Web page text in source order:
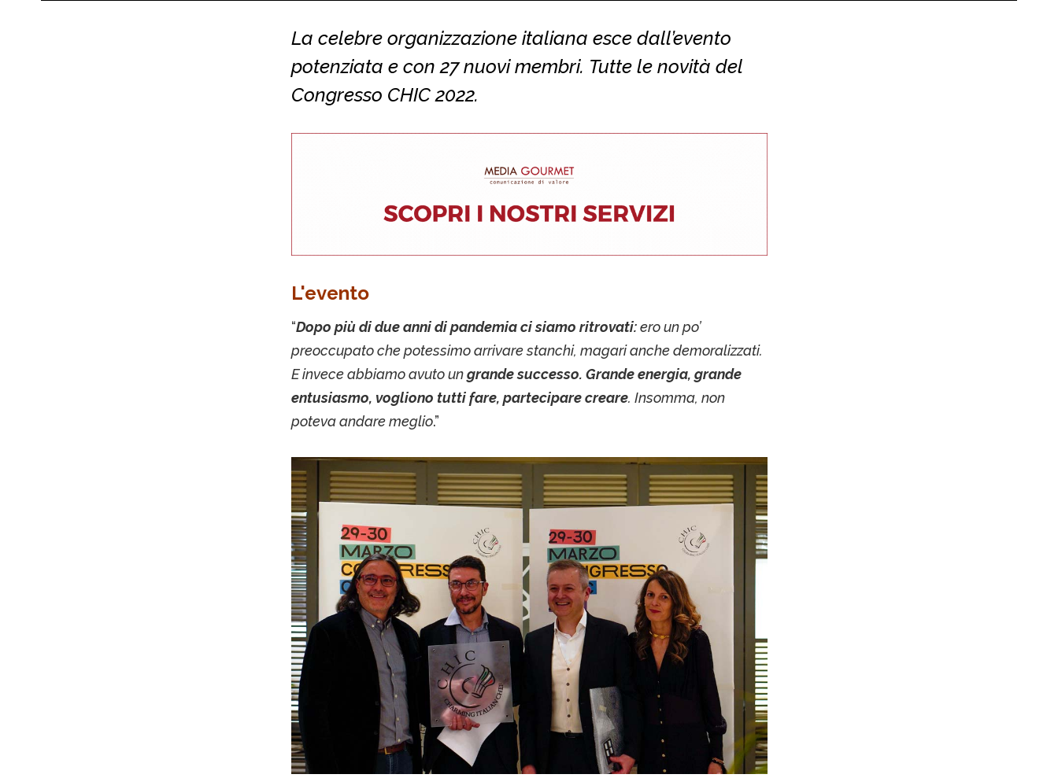
La celebre organizzazione italiana esce dall’evento
potenziata e con 27 nuovi membri. Tutte le novità del
Congresso CHIC 2022.
L'evento
“Dopo più di due anni di pandemia ci siamo ritrovati:ero un po’
preoccupato che potessimo arrivare stanchi, magari anche demoralizzati.
E invece abbiamo avuto ungrande successo. Grande energia, grande
entusiasmo, vogliono tutti fare, partecipare creare. Insomma, non
poteva andare meglio.”